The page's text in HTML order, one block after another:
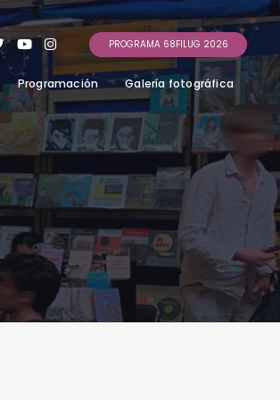
PROGRAMA 68FILUG 2026
Programación Galería fotográfica